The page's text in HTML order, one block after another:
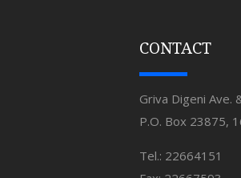
CONTACT
Griva Digeni Ave.
P.O. Box 23875,
Tel.: 22664151